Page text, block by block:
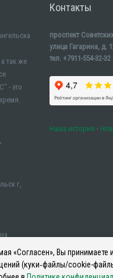
так же
- это
г,
Контакты
проспект
улица Гагарина, д.
тел. +7911-554-32-32
Наша история -
«Согласен», Вы принимаете
(куки‑файлы/cookie-